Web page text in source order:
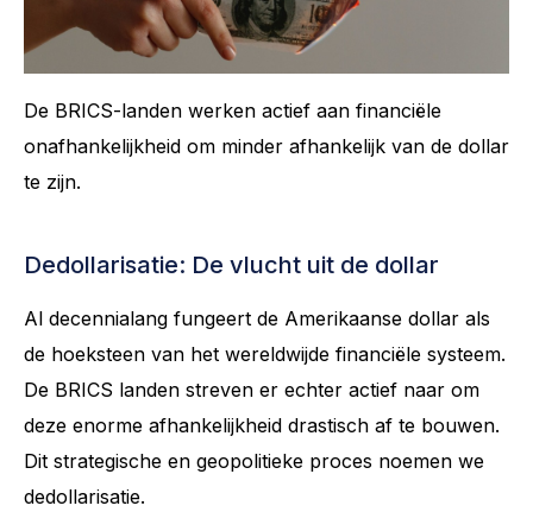
De BRICS-landen werken actief aan financiële
onafhankelijkheid om minder afhankelijk van de dollar
te zijn.
Dedollarisatie: De vlucht uit de dollar
Al decennialang fungeert de Amerikaanse dollar als
de hoeksteen van het wereldwijde financiële systeem.
De BRICS landen streven er echter actief naar om
deze enorme afhankelijkheid drastisch af te bouwen.
Dit strategische en geopolitieke proces noemen we
dedollarisatie.